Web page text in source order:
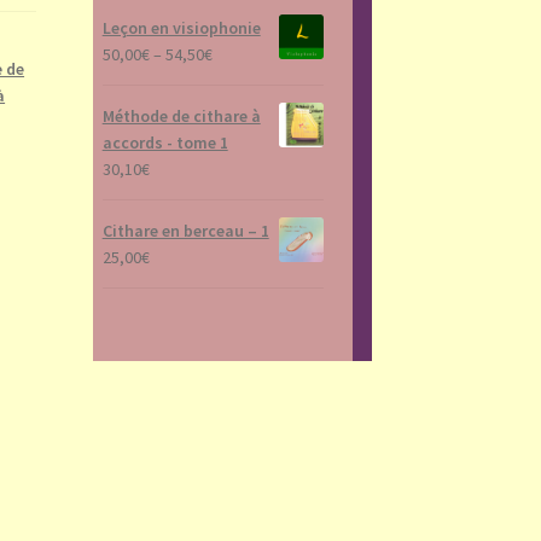
de
Leçon en visiophonie
50,00€– 54,50€
Méthode de cithare à
accords - tome 1
30,10€
Cithare en berceau – 1
25,00€